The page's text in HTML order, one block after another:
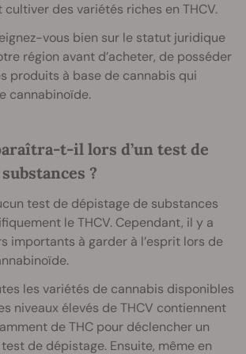
des variétés riches en THCV.
vous bien sur le statut juridique
région avant d’acheter, de posséder
produits à base de cannabis qui
cannabinoïde.
t-il lors d’un test de
?
test de dépistage de substances
le THCV. Cependant, il y a
importants à garder à l’esprit lors de
les variétés de cannabis disponibles
niveaux élevés de THCV contiennent
de THC pour déclencher un
de dépistage. Ensuite, même en